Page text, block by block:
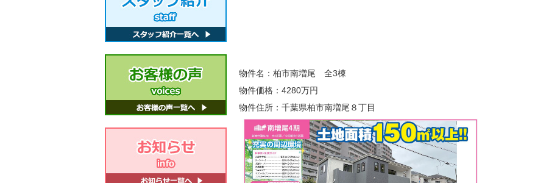
物件名：柏市南増尾 全3棟
物件価格：4280万円
物件住所：千葉県柏市南増尾８丁目